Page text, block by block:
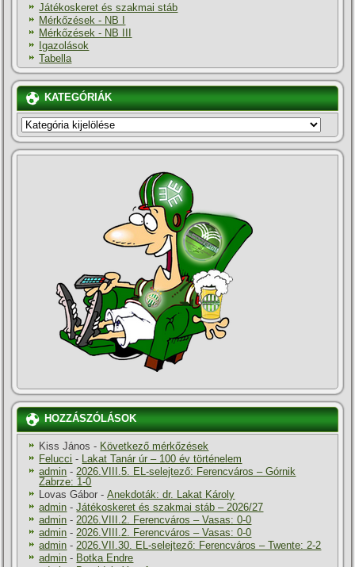
Játékoskeret és szakmai stáb
Mérkőzések - NB I
Mérkőzések - NB III
Igazolások
Tabella
KATEGÓRIÁK
KATEGÓRIÁK
HOZZÁSZÓLÁSOK
Kiss János - Következő mérkőzések
Felucci - Lakat Tanár úr – 100 év történelem
admin - 2026.VIII.5. EL-selejtező: Ferencváros – Górnik
Zabrze: 1-0
Lovas Gábor -Anekdoták: dr. Lakat Károly
admin -Játékoskeret és szakmai stáb – 2026/27
admin - 2026.VIII.2. Ferencváros – Vasas: 0-0
admin - 2026.VIII.2. Ferencváros – Vasas: 0-0
admin - 2026.VII.30. EL-selejtező: Ferencváros – Twente: 2-2
admin - Botka Endre